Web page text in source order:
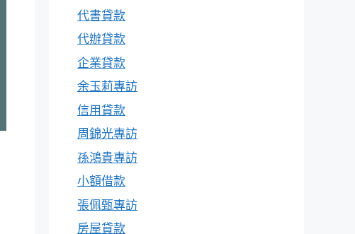
代書貸款
代辦貸款
企業貸款
余玉莉專訪
信用貸款
周錦光專訪
孫鴻貴專訪
小額借款
張佩甄專訪
房屋貸款